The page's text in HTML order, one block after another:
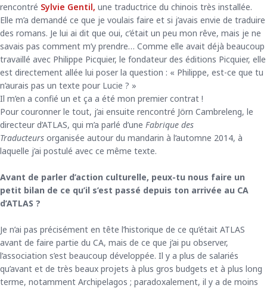
rencontré Sylvie Gentil, une traductrice du chinois très installée.
Elle m’a demandé ce que je voulais faire et si j’avais envie de traduire
des romans. Je lui ai dit que oui, c’était un peu mon rêve, mais je ne
savais pas comment m’y prendre… Comme elle avait déjà beaucoup
travaillé avec Philippe Picquier, le fondateur des éditions Picquier, elle
est directement allée lui poser la question : « Philippe, est-ce que tu
n’aurais pas un texte pour Lucie ? »
Il m’en a confié un et ça a été mon premier contrat !
Pour couronner le tout, j’ai ensuite rencontré Jörn Cambreleng, le
directeur d’ATLAS, qui m’a parlé d’une Fabrique des
Traducteurs organisée autour du mandarin à l’automne 2014, à
laquelle j’ai postulé avec ce même texte.
Avant de parler d’action culturelle, peux-tu nous faire un
petit bilan de ce qu’il s’est passé depuis ton arrivée au CA
d’ATLAS ?
Je n’ai pas précisément en tête l’historique de ce qu’était ATLAS
avant de faire partie du CA, mais de ce que j’ai pu observer,
l’association s’est beaucoup développée. Il y a plus de salariés
qu’avant et de très beaux projets à plus gros budgets et à plus long
terme, notamment Archipelagos ; paradoxalement, il y a de moins